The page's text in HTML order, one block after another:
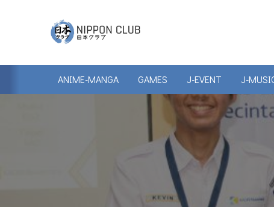
ANIME-MANGA GAMES J-EVENT J-